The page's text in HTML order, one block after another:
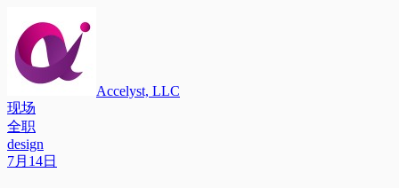
Accelyst, LLC
现场
全职
design
7月14日